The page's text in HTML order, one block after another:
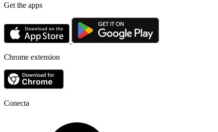
Get the apps
Chrome extension
Conecta